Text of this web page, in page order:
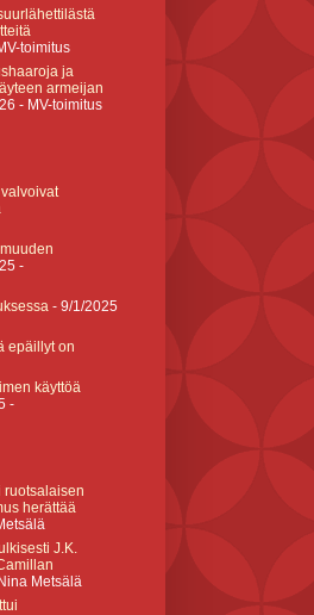
toimitus
ja
armeijan
- MV-toimitus
-
- 9/1/2025
epäillyt on
käyttöä
-
ruotsalaisen
herättää
J.K.
Metsälä